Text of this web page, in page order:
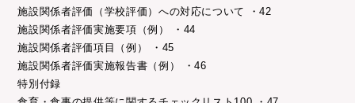
施設関係者評価（学校評価）への対応について ・42
施設関係者評価実施要項（例） ・44
施設関係者評価項目（例） ・45
施設関係者評価実施報告書（例） ・46
特別付録